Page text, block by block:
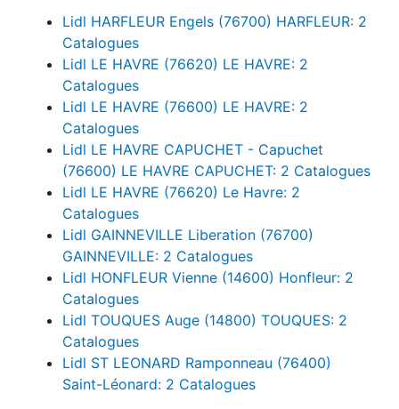
Lidl HARFLEUR Engels (76700) HARFLEUR: 2
Catalogues
Lidl LE HAVRE (76620) LE HAVRE: 2
Catalogues
Lidl LE HAVRE (76600) LE HAVRE: 2
Catalogues
Lidl LE HAVRE CAPUCHET - Capuchet
(76600) LE HAVRE CAPUCHET: 2 Catalogues
Lidl LE HAVRE (76620) Le Havre: 2
Catalogues
Lidl GAINNEVILLE Liberation (76700)
GAINNEVILLE: 2 Catalogues
Lidl HONFLEUR Vienne (14600) Honfleur: 2
Catalogues
Lidl TOUQUES Auge (14800) TOUQUES: 2
Catalogues
Lidl ST LEONARD Ramponneau (76400)
Saint-Léonard: 2 Catalogues